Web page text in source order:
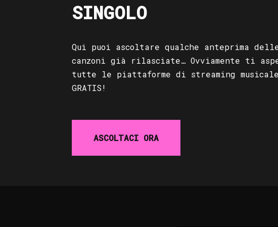
SINGOLO
Qui puoi ascoltare qualche anteprima
canzoni già rilasciate… Ovviamente ti
tutte le piattaforme di streaming
GRATIS!
ASCOLTACI ORA